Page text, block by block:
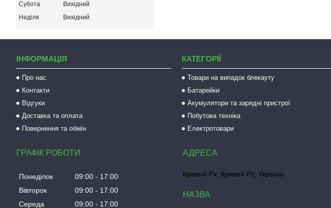
Субота
Вихідний
Неділя
Вихідний
ІНФОРМАЦІЯ
Про нас
Контакти
Відгуки
Доставка та оплата
Повернення та обмін
КАТЕГОРІЇ
Товари на випадок блекауту
Батарейки
Акумулятори та зарядні пристрої
Побутова техніка
Електротовари
ГРАФІК РОБОТИ
Понеділок 09:00
17:00
Вівторок
09:00
17:00
Середа
09:00 17:00
Кривий Ріг, Кривий Ріг, Україна